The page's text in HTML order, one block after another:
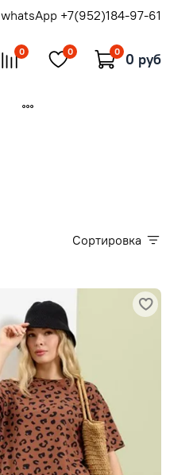
whatsApp +7(952)184-97-61
0 0 0 0 руб
Сортировка